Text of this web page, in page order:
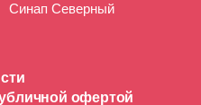
Синап Северный
офертой